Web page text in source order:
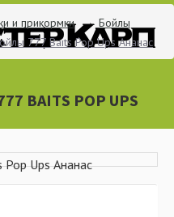
и прикормки
Бойлы
777 Baits Pop Ups Ананас
POP UPS